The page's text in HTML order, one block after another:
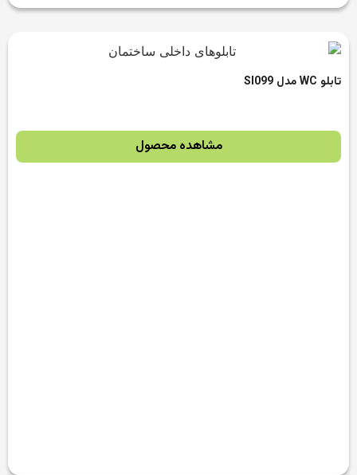
تابلو WC مدل SI099
مشاهده محصول